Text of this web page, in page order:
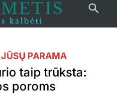
PARAMA
taip trūksta:
poroms